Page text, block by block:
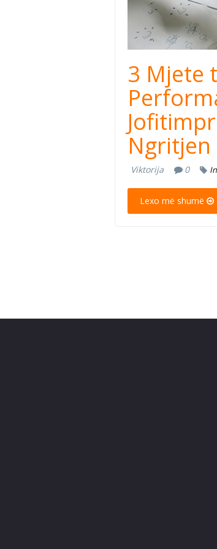
3 Mjete
Ngritjen
Viktorija 0
Lexo më shumë